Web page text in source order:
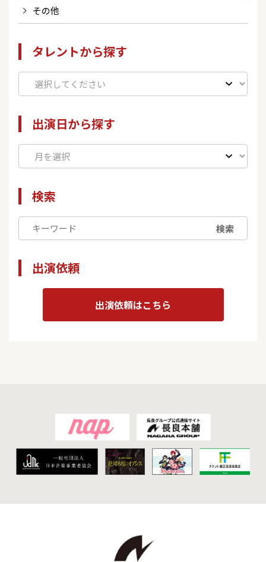
その他
タレントから探す
出演日から探す
検索
検索
出演依頼
出演依頼はこちら